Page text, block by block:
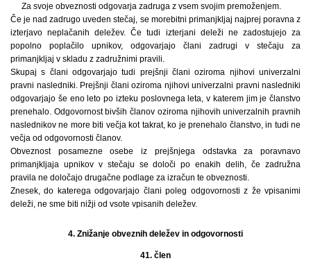
Za svoje obveznosti odgovarja zadruga z vsem svojim premoženjem.
Če je nad zadrugo uveden stečaj, se morebitni primanjkljaj najprej poravna z
izterjavo neplačanih deležev. Če tudi izterjani deleži ne zadostujejo za
popolno poplačilo upnikov, odgovarjajo člani zadrugi v stečaju za
primanjkljaj v skladu z zadružnimi pravili.
Skupaj s člani odgovarjajo tudi prejšnji člani oziroma njihovi univerzalni
pravni nasledniki. Prejšnji člani oziroma njihovi univerzalni pravni nasledniki
odgovarjajo še eno leto po izteku poslovnega leta, v katerem jim je članstvo
prenehalo. Odgovornost bivših članov oziroma njihovih univerzalnih pravnih
naslednikov ne more biti večja kot takrat, ko je prenehalo članstvo, in tudi ne
večja od odgovornosti članov.
Obveznost posamezne osebe iz prejšnjega odstavka za poravnavo
primanjkljaja upnikov v stečaju se določi po enakih delih, če zadružna
pravila ne določajo drugačne podlage za izračun te obveznosti.
Znesek, do katerega odgovarjajo člani poleg odgovornosti z že vpisanimi
deleži, ne sme biti nižji od vsote vpisanih deležev.
4. Znižanje obveznih deležev in odgovornosti
41. člen